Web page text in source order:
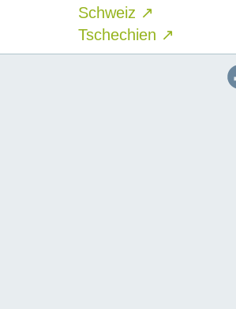
Schweiz ↗
Tschechien ↗